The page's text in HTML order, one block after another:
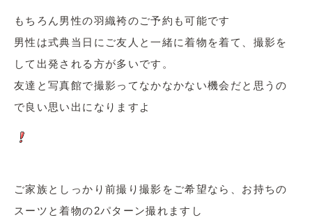
もちろん男性の羽織袴のご予約も可能です
男性は式典当日にご友人と一緒に着物を着て、撮影を
して出発される方が多いです。
友達と写真館で撮影ってなかなかない機会だと思うの
で良い思い出になりますよ
ご家族としっかり前撮り撮影をご希望なら、お持ちの
スーツと着物の2パターン撮れますし